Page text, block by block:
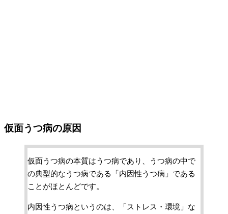
仮面うつ病の原因
仮面うつ病の本質はうつ病であり、うつ病の中で
の典型的なうつ病である「内因性うつ病」である
ことがほとんどです。
内因性うつ病というのは、「ストレス・環境」な